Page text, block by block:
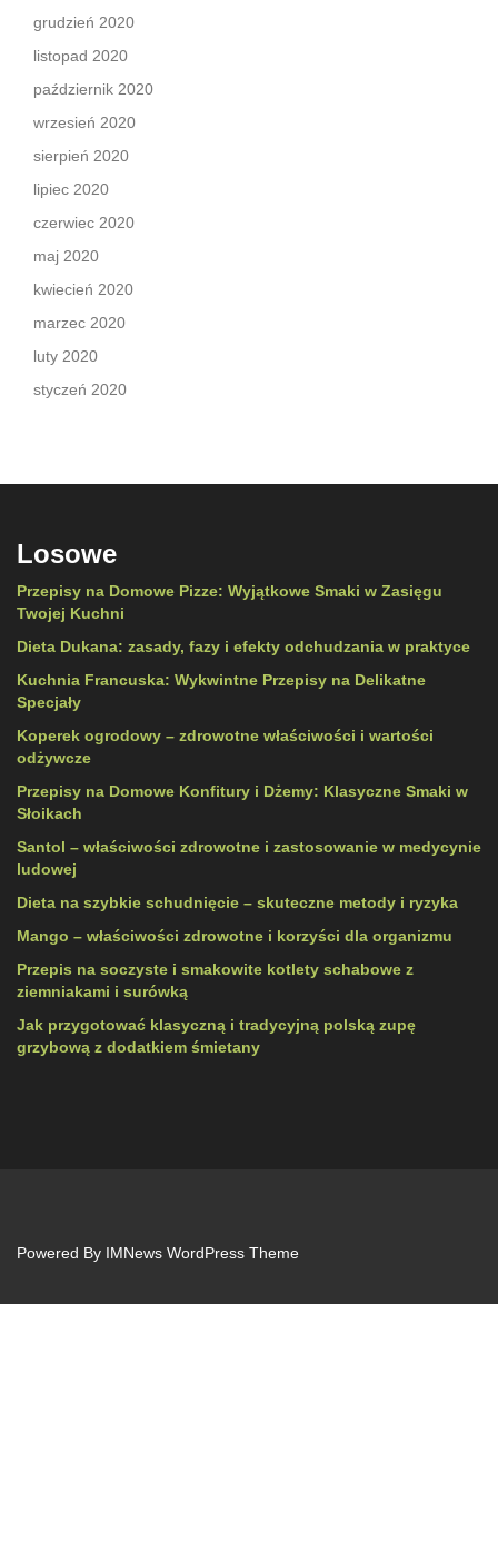
grudzień 2020
listopad 2020
październik 2020
wrzesień 2020
sierpień 2020
lipiec 2020
czerwiec 2020
maj 2020
kwiecień 2020
marzec 2020
luty 2020
styczeń 2020
Losowe
Przepisy na Domowe Pizze: Wyjątkowe Smaki w Zasięgu
Twojej Kuchni
Dieta Dukana: zasady, fazy i efekty odchudzania w praktyce
Kuchnia Francuska: Wykwintne Przepisy na Delikatne
Specjały
Koperek ogrodowy – zdrowotne właściwości i wartości
odżywcze
Przepisy na Domowe Konfitury i Dżemy: Klasyczne Smaki w
Słoikach
Santol – właściwości zdrowotne i zastosowanie w medycynie
ludowej
Dieta na szybkie schudnięcie – skuteczne metody i ryzyka
Mango – właściwości zdrowotne i korzyści dla organizmu
Przepis na soczyste i smakowite kotlety schabowe z
ziemniakami i surówką
Jak przygotować klasyczną i tradycyjną polską zupę
grzybową z dodatkiem śmietany
Powered By IMNews WordPress Theme